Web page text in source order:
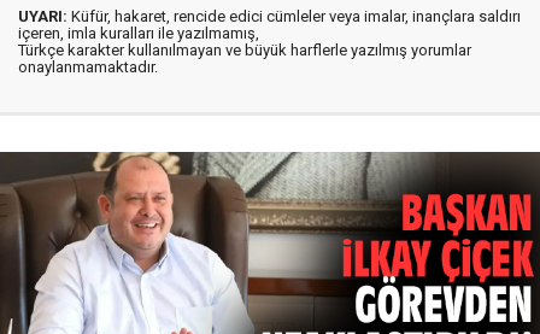
UYARI: Küfür, hakaret, rencide edici cümleler veya imalar, inançlara saldırı
içeren, imla kuralları ile yazılmamış,
Türkçe karakter kullanılmayan ve büyük harflerle yazılmış yorumlar
onaylanmamaktadır.